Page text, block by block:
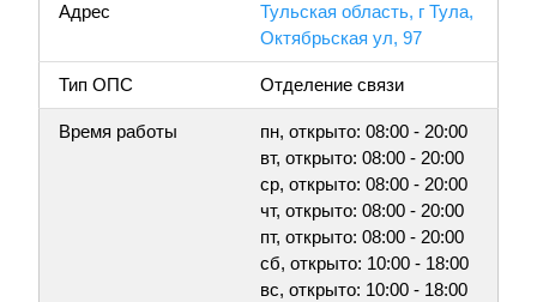
Адрес
Тульская область, г Тула,
Октябрьская ул, 97
Тип ОПС Отделение связи
Время работы
пн, открыто: 08:00 - 20:00
вт, открыто: 08:00 - 20:00
ср, открыто: 08:00 - 20:00
чт, открыто: 08:00 - 20:00
пт, открыто: 08:00 - 20:00
сб, открыто: 10:00 - 18:00
вс, открыто: 10:00 - 18:00